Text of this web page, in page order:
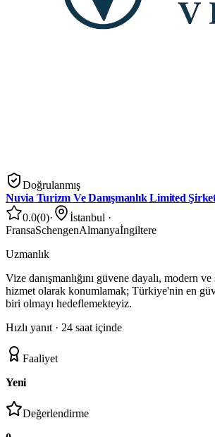
Doğrulanmış
Nuvia Turizm Ve Danışmanlık Limited
0.0(0)· İstanbul ·
FransaSchengenAlmanyaİngiltere
Uzmanlık
Vize danışmanlığını güvene dayalı, modern
hizmet olarak konumlamak; Türkiye'nin en
biri olmayı hedeflemekteyiz.
Hızlı yanıt · 24 saat içinde
Faaliyet
Yeni
Değerlendirme